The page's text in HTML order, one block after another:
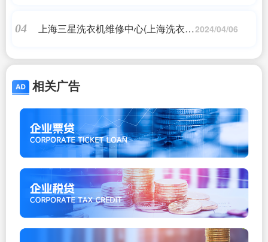
04
上海三星洗衣机维修中心(上海洗衣机2024/04/06
相关广告